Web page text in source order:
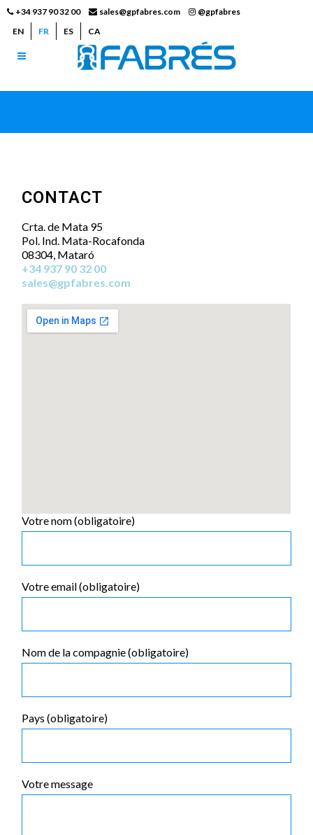
+34 937 90 32 00 sales@gpfabres.com
@gpfabres
EN
FR ES CA
CONTACT
Crta. de Mata 95
Pol. Ind. Mata-Rocafonda
08304, Mataró
+34 937 90 32 00
sales@gpfabres.com
Votre nom (obligatoire)
Votre email (obligatoire)
Nom de la compagnie (obligatoire)
Pays (obligatoire)
Votre message